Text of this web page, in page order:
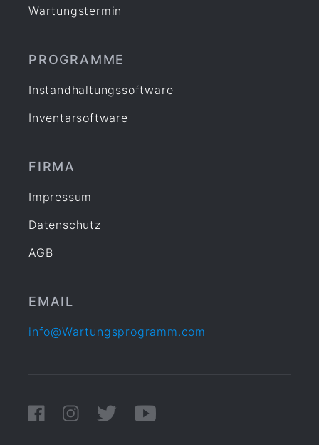
Wartungstermin
PROGRAMME
Instandhaltungssoftware
Inventarsoftware
FIRMA
Impressum
Datenschutz
AGB
EMAIL
info@Wartungsprogramm.com